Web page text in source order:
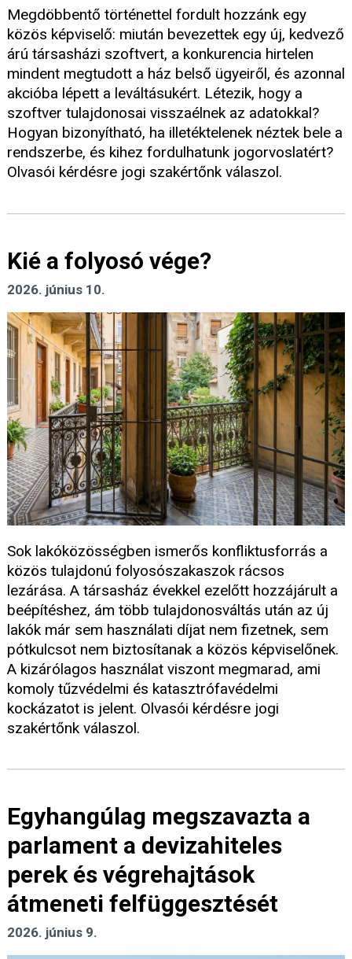
Megdöbbentő történettel fordult hozzánk egy
közös képviselő: miután bevezettek egy új, kedvező
árú társasházi szoftvert, a konkurencia hirtelen
mindent megtudott a ház belső ügyeiről, és azonnal
akcióba lépett a leváltásukért. Létezik, hogy a
szoftver tulajdonosai visszaélnek az adatokkal?
Hogyan bizonyítható, ha illetéktelenek néztek bele a
rendszerbe, és kihez fordulhatunk jogorvoslatért?
Olvasói kérdésre jogi szakértőnk válaszol.
Kié a folyosó vége?
2026. június 10.
Sok lakóközösségben ismerős konfliktusforrás a
közös tulajdonú folyosószakaszok rácsos
lezárása. A társasház évekkel ezelőtt hozzájárult a
beépítéshez, ám több tulajdonosváltás után az új
lakók már sem használati díjat nem fizetnek, sem
pótkulcsot nem biztosítanak a közös képviselőnek.
A kizárólagos használat viszont megmarad, ami
komoly tűzvédelmi és katasztrófavédelmi
kockázatot is jelent. Olvasói kérdésre jogi
szakértőnk válaszol.
Egyhangúlag megszavazta a
parlament a devizahiteles
perek és végrehajtások
átmeneti felfüggesztését
2026. június 9.